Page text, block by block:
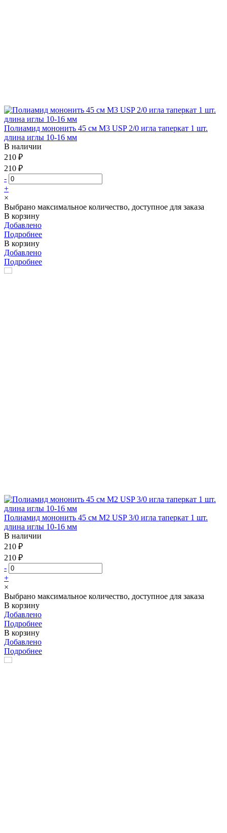
Полиамид мононить 45 см М3 USP 2/0 игла таперкат 1 шт.
длина иглы 10-16 мм
В наличии
210 ₽
210 ₽
-
+
×
Выбрано максимальное количество, доступное для заказа
В корзину
Добавлено
Подробнее
В корзину
Добавлено
Подробнее
Полиамид мононить 45 см М2 USP 3/0 игла таперкат 1 шт.
длина иглы 10-16 мм
В наличии
210 ₽
210 ₽
-
+
×
Выбрано максимальное количество, доступное для заказа
В корзину
Добавлено
Подробнее
В корзину
Добавлено
Подробнее